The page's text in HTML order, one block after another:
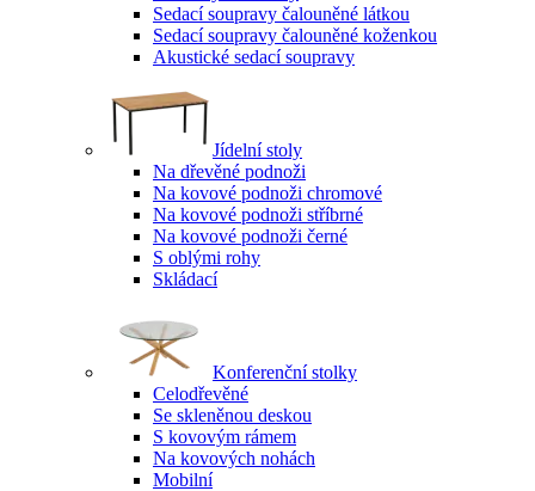
Sedací soupravy čalouněné látkou
Sedací soupravy čalouněné koženkou
Akustické sedací soupravy
Jídelní stoly
Na dřevěné podnoži
Na kovové podnoži chromové
Na kovové podnoži stříbrné
Na kovové podnoži černé
S oblými rohy
Skládací
Konferenční stolky
Celodřevěné
Se skleněnou deskou
S kovovým rámem
Na kovových nohách
Mobilní